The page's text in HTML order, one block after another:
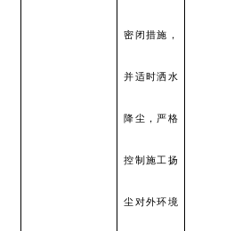
密闭措施，
并适时洒水
降尘，严格
控制施工扬
尘对外环境